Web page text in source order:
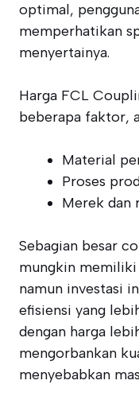
optimal,
memperhatikan
menyertainya.
Harga FCL
beberapa faktor,
Material
Proses
Merek dan
Sebagian besar
mungkin
namun investasi
efisiensi yang
dengan harga
mengorbankan
menyebabkan